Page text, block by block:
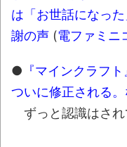
は「お世話になっ
謝の声 (電ファミニ
● 『マインクラフ
ついに修正される
ずっと認識はされ